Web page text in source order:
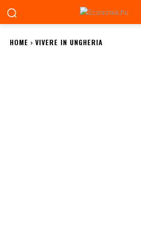
HOME VIVERE IN UNGHERIA